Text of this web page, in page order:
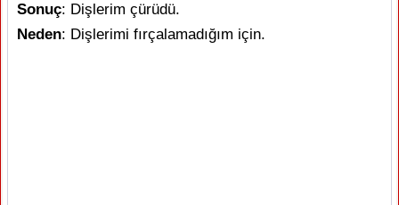
Sonuç: Dişlerim çürüdü.
Neden: Dişlerimi fırçalamadığım için.